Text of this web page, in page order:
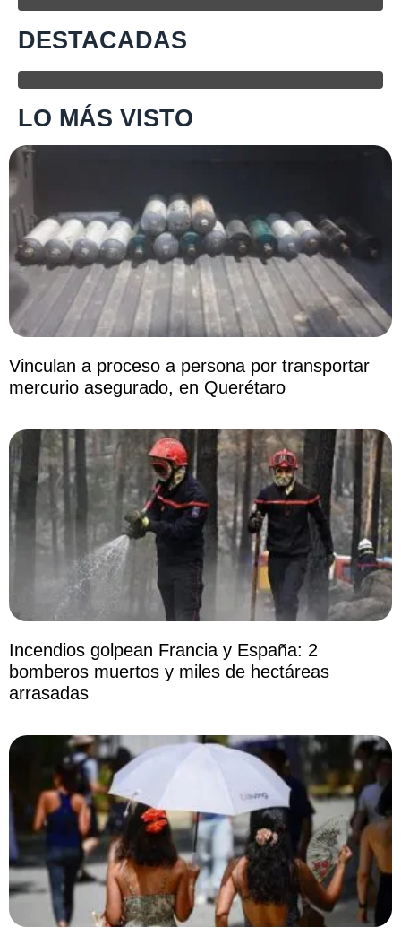
DESTACADAS
LO MÁS VISTO
Vinculan a proceso a persona por transportar
mercurio asegurado, en Querétaro
Incendios golpean Francia y España: 2
bomberos muertos y miles de hectáreas
arrasadas